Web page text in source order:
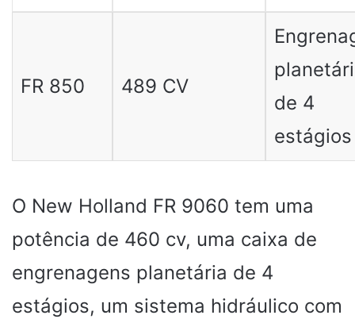
FR 850 489 CV
de 4
estágios
O New Holland FR 9060 tem uma
potência de 460 cv, uma caixa de
engrenagens planetária de 4
estágios, um sistema hidráulico com